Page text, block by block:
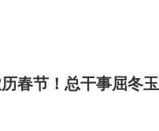
春节！总干事屈冬